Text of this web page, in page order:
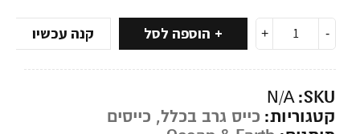
הוספה לסל קנה עכשיו
SKU:
N/A
קטגוריות: כייס גרב בכלל, כייסים